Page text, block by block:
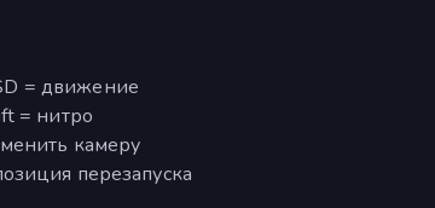
= движение
= нитро
камеру
перезапуска